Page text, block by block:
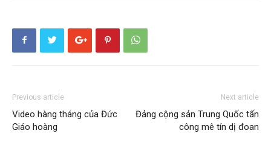
Previous article
Video hàng tháng của Đức
Giáo hoàng
Next article
Đảng cộng sản Trung Quốc tấn
công mê tín dị đoan